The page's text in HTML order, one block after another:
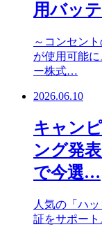
用バッ
～コンセン
が使用可能
ー株式…
2026.06.10
キャン
ング発
で今選…
人気の「ハ
証をサポート